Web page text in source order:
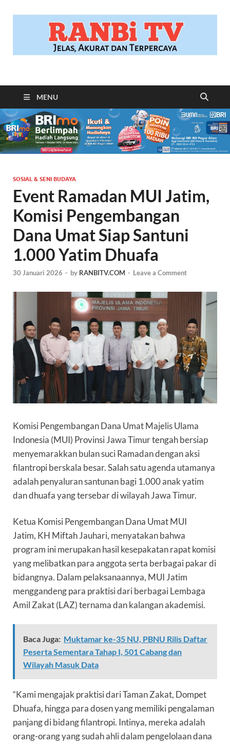
RANBITV.COM
MENU
SOSIAL & SENI BUDAYA
Event Ramadan MUI Jatim,
Komisi Pengembangan
Dana Umat Siap Santuni
1.000 Yatim Dhuafa
30 Januari 2026 - by RANBITV.COM - Leave a Comment
Komisi Pengembangan Dana Umat Majelis Ulama
Indonesia (MUI) Provinsi Jawa Timur tengah bersiap
menyemarakkan bulan suci Ramadan dengan aksi
filantropi berskala besar. Salah satu agenda utamanya
adalah penyaluran santunan bagi 1.000 anak yatim
dan dhuafa yang tersebar di wilayah Jawa Timur.
Ketua Komisi Pengembangan Dana Umat MUI
Jatim, KH Miftah Jauhari, menyatakan bahwa
program ini merupakan hasil kesepakatan rapat komisi
yang melibatkan para anggota serta berbagai pakar di
bidangnya. Dalam pelaksanaannya, MUI Jatim
menggandeng para praktisi dari berbagai Lembaga
Amil Zakat (LAZ) ternama dan kalangan akademisi.
Baca Juga: Muktamar ke-35 NU, PBNU Rilis Daftar
Peserta Sementara Tahap I, 501 Cabang dan
Wilayah Masuk Data
“Kami mengajak praktisi dari Taman Zakat, Dompet
Dhuafa, hingga para dosen yang memiliki pengalaman
panjang di bidang filantropi. Intinya, mereka adalah
orang-orang yang sudah ahli dalam pengelolaan dana